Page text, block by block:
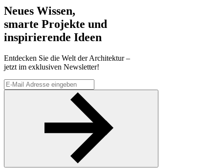
Neues Wissen,
smarte Projekte und
inspirierende Ideen
Entdecken Sie die Welt der Architektur –
jetzt im exklusiven Newsletter!